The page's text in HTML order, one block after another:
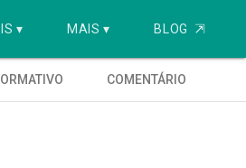
▾ MAIS ▾ BLOG ⇱
COMENTÁRIO